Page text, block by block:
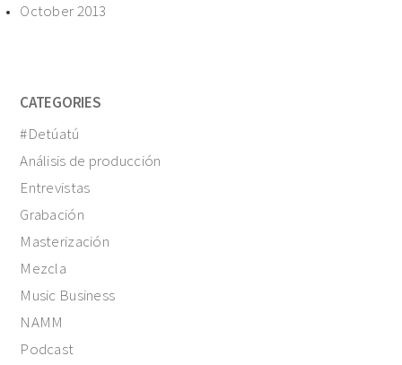
October 2013
CATEGORIES
#Detúatú
Análisis de producción
Entrevistas
Grabación
Masterización
Mezcla
Music Business
NAMM
Podcast